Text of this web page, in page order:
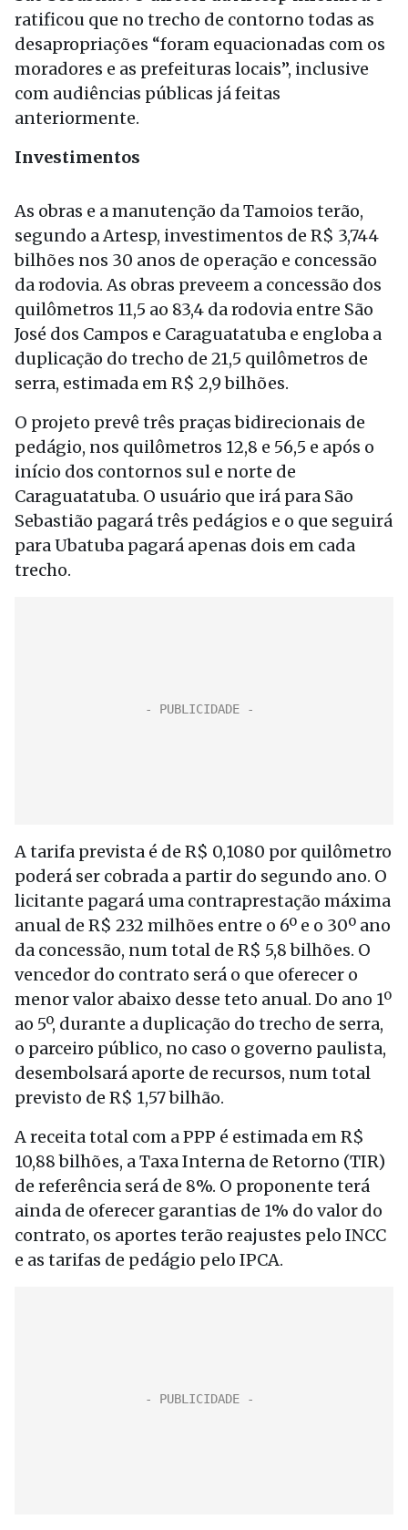
ratificou que no trecho de contorno todas as
desapropriações “foram equacionadas com os
moradores e as prefeituras locais”, inclusive
com audiências públicas já feitas
anteriormente.
Investimentos
As obras e a manutenção da Tamoios terão,
segundo a Artesp, investimentos de R$ 3,744
bilhões nos 30 anos de operação e concessão
da rodovia. As obras preveem a concessão dos
quilômetros 11,5 ao 83,4 da rodovia entre São
José dos Campos e Caraguatatuba e engloba a
duplicação do trecho de 21,5 quilômetros de
serra, estimada em R$ 2,9 bilhões.
O projeto prevê três praças bidirecionais de
pedágio, nos quilômetros 12,8 e 56,5 e após o
início dos contornos sul e norte de
Caraguatatuba. O usuário que irá para São
Sebastião pagará três pedágios e o que seguirá
para Ubatuba pagará apenas dois em cada
trecho.
A tarifa prevista é de R$ 0,1080 por quilômetro
poderá ser cobrada a partir do segundo ano. O
licitante pagará uma contraprestação máxima
anual de R$ 232 milhões entre o 6º e o 30º ano
da concessão, num total de R$ 5,8 bilhões. O
vencedor do contrato será o que oferecer o
menor valor abaixo desse teto anual. Do ano 1º
ao 5º, durante a duplicação do trecho de serra,
o parceiro público, no caso o governo paulista,
desembolsará aporte de recursos, num total
previsto de R$ 1,57 bilhão.
A receita total com a PPP é estimada em R$
10,88 bilhões, a Taxa Interna de Retorno (TIR)
de referência será de 8%. O proponente terá
ainda de oferecer garantias de 1% do valor do
contrato, os aportes terão reajustes pelo INCC
e as tarifas de pedágio pelo IPCA.